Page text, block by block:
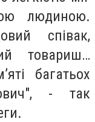
людиною.
співак,
товариш…
багатьох
- так